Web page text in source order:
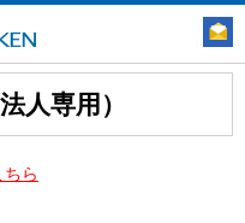
人専用）
ら